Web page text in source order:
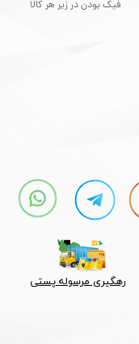
فیک بودن در زیر هر کالا
رهگیری مرسوله پستی​​​​​​​